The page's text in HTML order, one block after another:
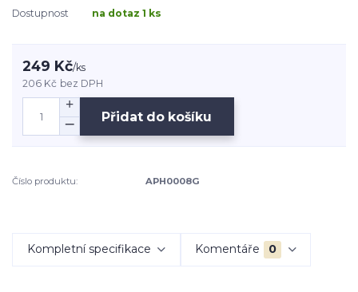
Dostupnost na dotaz 1 ks
249 Kč/ks
206 Kč bez DPH
Přidat do košíku
Číslo produktu: APH0008G
Kompletní specifikace Komentáře 0